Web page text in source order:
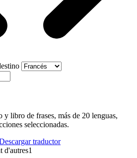
y libro de frases, más de 20 lenguas,
seleccionadas.
d'autres1